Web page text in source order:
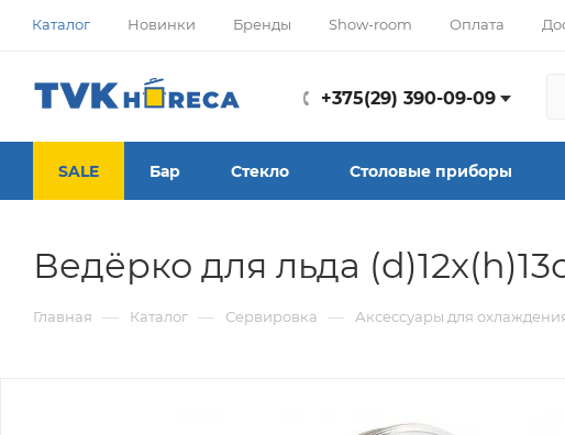
Каталог Новинки Бренды Show-room Оплата
+375(29) 390-09-09
SALE Бар Стекло Столовые приборы
Ведёрко для льда
Главная — Каталог — Сервировка — Аксессуары для